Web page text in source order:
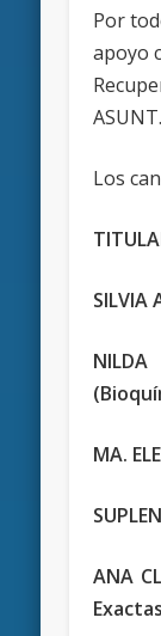
Por
apoyo
ASUNT.
Los
SILVIA
MA.
ANA